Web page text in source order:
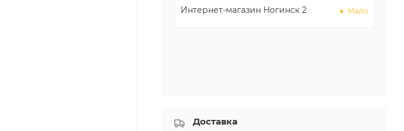
Интернет-магазин Ногинск 2 Мало
Доставка